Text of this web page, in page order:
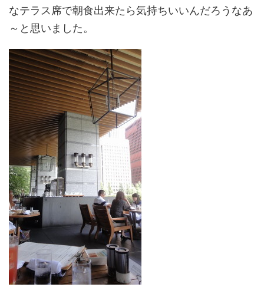
なテラス席で朝食出来たら気持ちいいんだろうなあ
～と思いました。